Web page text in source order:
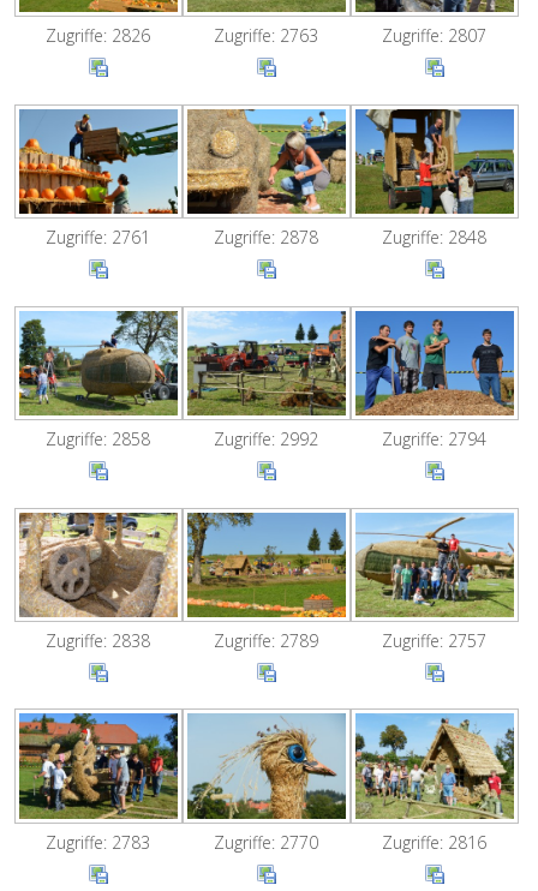
Zugriffe: 2826 Zugriffe: 2763 Zugriffe: 2807
Zugriffe: 2761 Zugriffe: 2878 Zugriffe: 2848
Zugriffe: 2858 Zugriffe: 2992 Zugriffe: 2794
Zugriffe: 2838 Zugriffe: 2789 Zugriffe: 2757
Zugriffe: 2783 Zugriffe: 2770 Zugriffe: 2816